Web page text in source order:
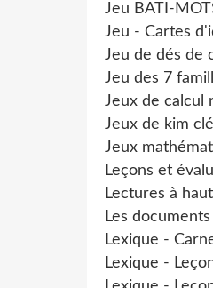
Jeu BATI-
Jeu - Cartes
Jeu de dés de
Jeu des 7
Jeux de calcul
Jeux de kim
Jeux
Leçons et
Lectures à
Les
Lexique -
Lexique -